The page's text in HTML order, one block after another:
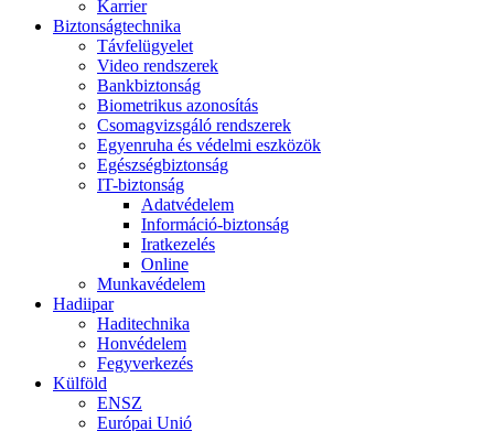
Karrier
Biztonságtechnika
Távfelügyelet
Video rendszerek
Bankbiztonság
Biometrikus azonosítás
Csomagvizsgáló rendszerek
Egyenruha és védelmi eszközök
Egészségbiztonság
IT-biztonság
Adatvédelem
Információ-biztonság
Iratkezelés
Online
Munkavédelem
Hadiipar
Haditechnika
Honvédelem
Fegyverkezés
Külföld
ENSZ
Európai Unió